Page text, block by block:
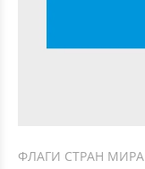
ФЛАГИ СТРАН МИРА